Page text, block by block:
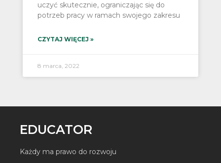
uczyć skutecznie, ograniczając się do
potrzeb pracy w ramach swojego zakresu
CZYTAJ WIĘCEJ »
8 marca, 2022
EDUCATOR
Każdy ma prawo do rozwoju